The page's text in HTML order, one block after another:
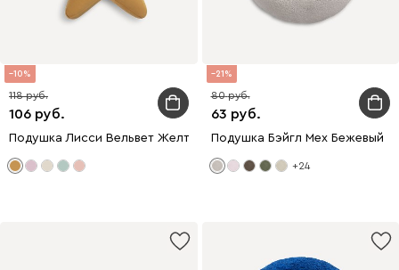
10
106
118
Подушка Лисси Вельвет Желтый
21
63
80
Подушка Бэйгл Мех Бежевый
+24